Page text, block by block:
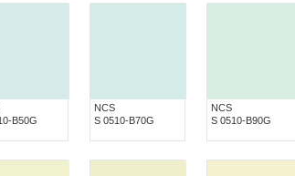
B50G
NCS
S 0510-B70G
NCS
S 0510-B90G